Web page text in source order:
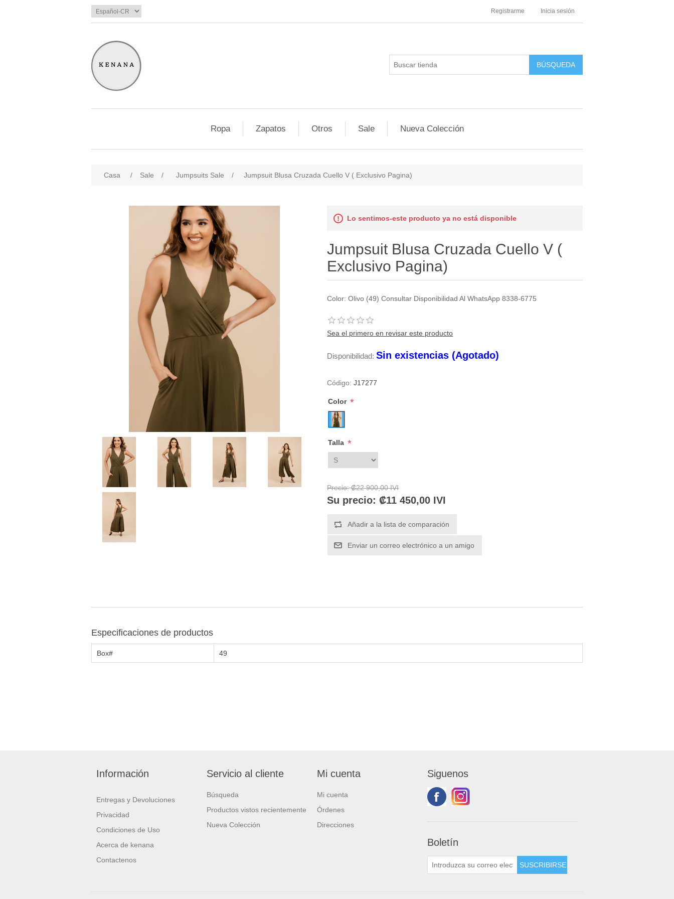
Registrarme Inicia sesión
Ropa Zapatos Otros Sale Nueva Colección
Casa / Sale / Jumpsuits Sale / Jumpsuit Blusa Cruzada Cuello V ( Exclusivo Pagina)
Lo sentimos-este producto ya no está disponible
Jumpsuit Blusa Cruzada Cuello V (
Exclusivo Pagina)
Color: Olivo (49) Consultar Disponibilidad Al WhatsApp 8338-6775
Sea el primero en revisar este producto
Disponibilidad: Sin existencias (Agotado)
Código: J17277
Color *
Talla *
Precio: ₡22 900,00 IVI
Su precio: ₡11 450,00 IVI
Especificaciones de productos
Box# 49
Información
Entregas y Devoluciones
Privacidad
Condiciones de Uso
Acerca de kenana
Contactenos
Servicio al cliente
Búsqueda
Productos vistos recientemente
Nueva Colección
Mi cuenta
Mi cuenta
Órdenes
Direcciones
Siguenos
Boletín